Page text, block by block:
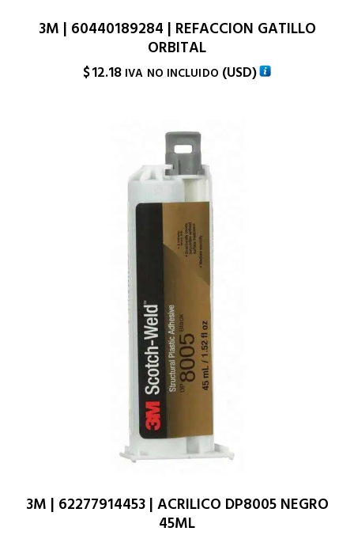
3M | 60440189284 | REFACCION GATILLO
ORBITAL
$12.18 IVA NO INCLUIDO (USD)
3M | 62277914453 | ACRILICO DP8005 NEGRO
45ML